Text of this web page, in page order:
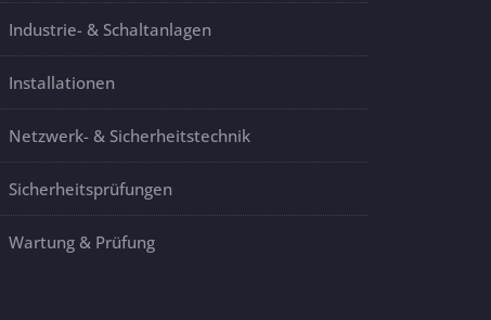
Industrie- & Schaltanlagen
Installationen
Netzwerk- & Sicherheitstechnik
Sicherheitsprüfungen
Wartung & Prüfung